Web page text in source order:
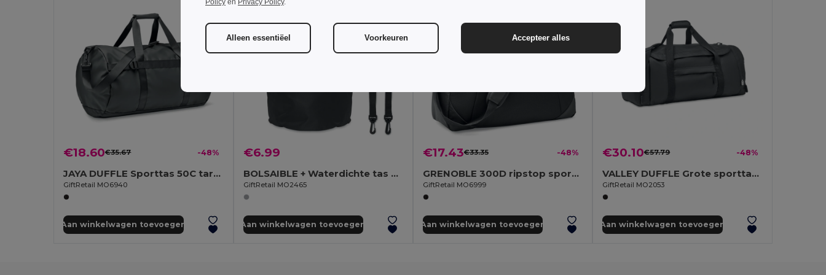
€18.60€35.67 -48%
JAYA DUFFLE Sporttas 50C tarpaulin
GiftRetail MO6940
Aan winkelwagen toevoegen
€6.99
BOLSAIBLE + Waterdichte tas 210T RPET 5L
GiftRetail MO2465
Aan winkelwagen toevoegen
€17.43€33.35 -48%
GRENOBLE 300D ripstop sporttas
GiftRetail MO6999
Aan winkelwagen toevoegen
€30.10€57.79 -48%
VALLEY DUFFLE Grote sporttas in 300D RPET
GiftRetail MO2053
Aan winkelwagen toevoegen
Policy en Privacy Policy.
Alleen essentiëel Voorkeuren Accepteer alles